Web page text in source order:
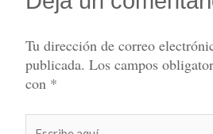
Tu dirección de correo
publicada. Los campos
con *